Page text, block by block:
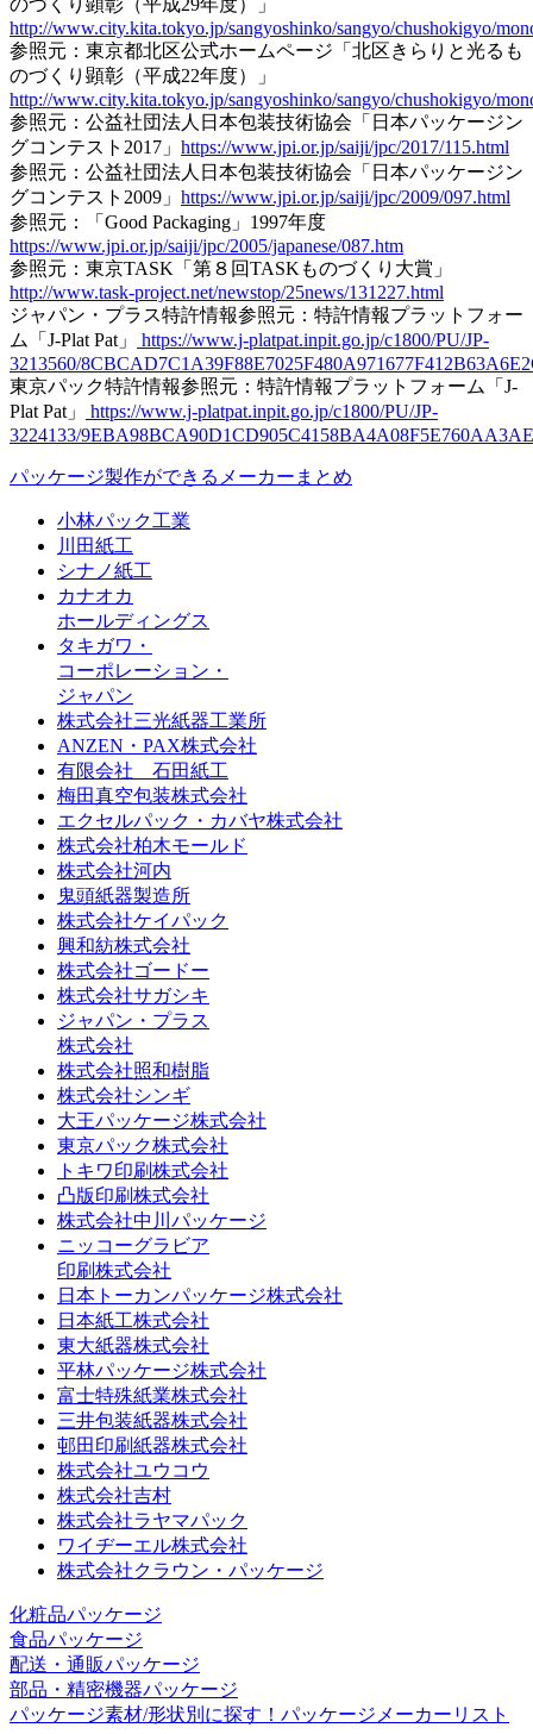
http://www.city.kita.tokyo.jp/sangyoshinko/sangyo/chushokigyo/
参照元：東京都北区公式ホームページ「北区きらりと光るも
のづくり顕彰（平成22年度）」
http://www.city.kita.tokyo.jp/sangyoshinko/sangyo/chushokigyo/
参照元：公益社団法人日本包装技術協会「日本パッケージン
グコンテスト2017」 https://www.jpi.or.jp/saiji/jpc/2017/115.html
参照元：公益社団法人日本包装技術協会「日本パッケージン
グコンテスト2009」 https://www.jpi.or.jp/saiji/jpc/2009/097.html
参照元：「Good Packaging」1997年度
https://www.jpi.or.jp/saiji/jpc/2005/japanese/087.htm
参照元：東京TASK「第８回TASKものづくり大賞」
http://www.task-project.net/newstop/25news/131227.html
ジャパン・プラス特許情報参照元：特許情報プラットフォー
ム「J-Plat Pat」
https://www.j-platpat.inpit.go.jp/c1800/PU/JP-
3213560/
東京パック特許情報参照元：特許情報プラットフォーム「J-
Plat Pat」
https://www.j-platpat.inpit.go.jp/c1800/PU/JP-
3224133/
パッケージ製作ができるメーカーまとめ
小林パック工業
川田紙工
シナノ紙工
カナオカ
ホールディングス
タキガワ・
コーポレーション・
ジャパン
株式会社三光紙器工業所
ANZEN・PAX株式会社
有限会社 石田紙工
梅田真空包装株式会社
エクセルパック・カバヤ株式会社
株式会社柏木モールド
株式会社河内
鬼頭紙器製造所
株式会社ケイパック
興和紡株式会社
株式会社ゴードー
株式会社サガシキ
ジャパン・プラス
株式会社
株式会社照和樹脂
株式会社シンギ
大王パッケージ株式会社
東京パック株式会社
トキワ印刷株式会社
凸版印刷株式会社
株式会社中川パッケージ
ニッコーグラビア
印刷株式会社
日本トーカンパッケージ株式会社
日本紙工株式会社
東大紙器株式会社
平林パッケージ株式会社
富士特殊紙業株式会社
三井包装紙器株式会社
邨田印刷紙器株式会社
株式会社ユウコウ
株式会社吉村
株式会社ラヤマパック
ワイヂーエル株式会社
株式会社クラウン・パッケージ
化粧品パッケージ
食品パッケージ
配送・通販パッケージ
部品・精密機器パッケージ
パッケージ素材/形状別に探す！パッケージメーカーリスト